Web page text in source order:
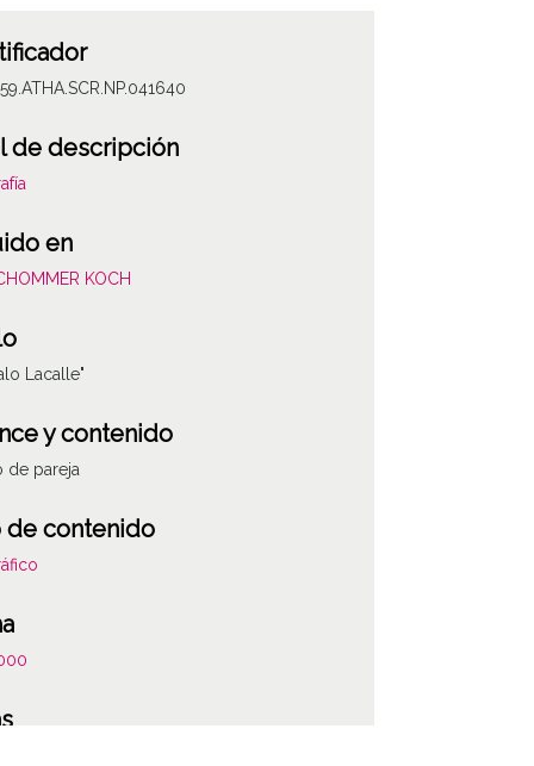
de descripción
en
KOCH
Lacalle"
y contenido
de pareja
de contenido